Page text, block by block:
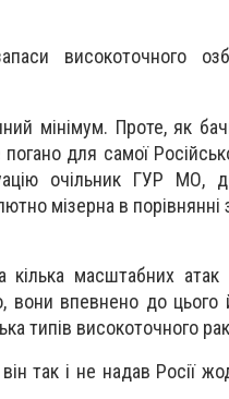
високоточного
мінімум. Проте, як
для самої
очільник ГУР МО,
мізерна в
масштабних
вони впевнено до цього
типів високоточного
так і не надав Росії